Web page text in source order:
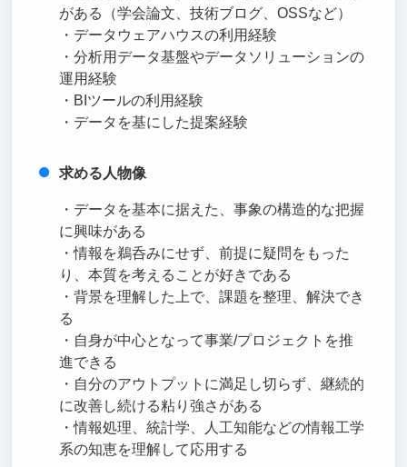
がある（学会論文、技術ブログ、OSSなど）
・データウェアハウスの利用経験
・分析用データ基盤やデータソリューションの
運用経験
・BIツールの利用経験
・データを基にした提案経験
求める人物像
・データを基本に据えた、事象の構造的な把握
に興味がある
・情報を鵜呑みにせず、前提に疑問をもった
り、本質を考えることが好きである
・背景を理解した上で、課題を整理、解決でき
る
・自身が中心となって事業/プロジェクトを推
進できる
・自分のアウトプットに満足し切らず、継続的
に改善し続ける粘り強さがある
・情報処理、統計学、人工知能などの情報工学
系の知恵を理解して応用する